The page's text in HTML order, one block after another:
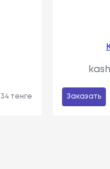
тенге Заказать